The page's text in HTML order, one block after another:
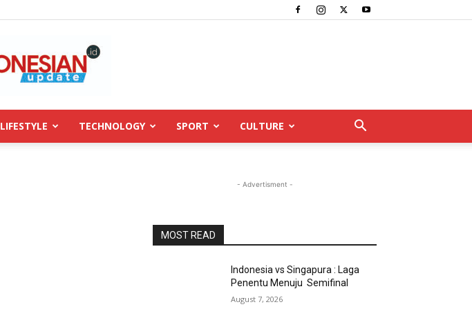
LIFESTYLE TECHNOLOGY SPORT CULTURE
- Advertisment -
MOST READ
Indonesia vs Singapura : Laga
Penentu Menuju Semifinal
August 7, 2026